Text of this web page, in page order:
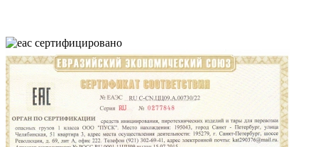
cертифицировано